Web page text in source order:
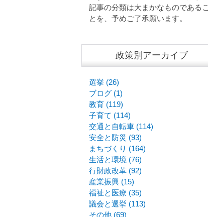
記事の分類は大まかなものであるこ
とを、予めご了承願います。
政策別アーカイブ
選挙 (26)
ブログ (1)
教育 (119)
子育て (114)
交通と自転車 (114)
安全と防災 (93)
まちづくり (164)
生活と環境 (76)
行財政改革 (92)
産業振興 (15)
福祉と医療 (35)
議会と選挙 (113)
その他 (69)